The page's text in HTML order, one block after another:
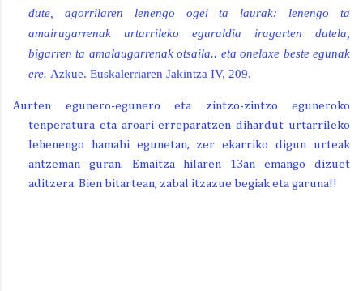
dute, agorrilaren lenengo ogei ta laurak: lenengo ta
amairugarrenak urtarrileko eguraldia iragarten dutela,
bigarren ta amalaugarrenak otsaila.. eta onelaxe beste egunak
ere. Azkue. Euskalerriaren Jakintza IV, 209.
Aurten egunero-egunero eta zintzo-zintzo eguneroko
tenperatura eta aroari erreparatzen dihardut urtarrileko
lehenengo hamabi egunetan, zer ekarriko digun urteak
antzeman guran. Emaitza hilaren 13an emango dizuet
aditzera. Bien bitartean, zabal itzazue begiak eta garuna!!